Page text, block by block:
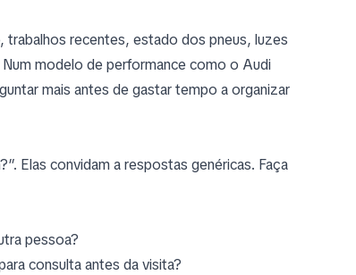
recentes, estado dos pneus, luzes
modelo de performance como o Audi
mais antes de gastar tempo a organizar
Elas convidam a respostas genéricas. Faça
pessoa?
consulta antes da visita?